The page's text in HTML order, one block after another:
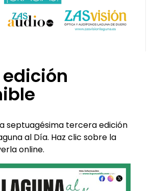
septuagésima tercera edición
al Día. Haz clic sobre la
online.